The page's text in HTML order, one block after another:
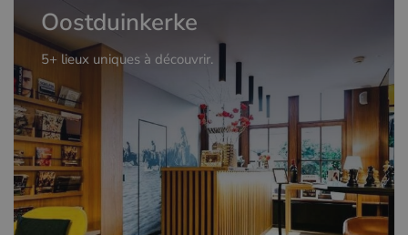
Oostduinkerke
5+ lieux uniques à découvrir.